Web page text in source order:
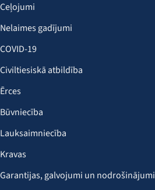
Ceļojumi
Nelaimes gadījumi
COVID-19
Civiltiesiskā atbildība
Ērces
Būvniecība
Lauksaimniecība
Kravas
Garantijas, galvojumi un nodrošinājumi